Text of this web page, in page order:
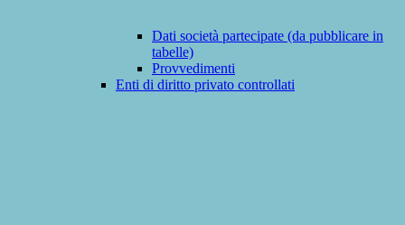
Dati società partecipate (da pubblicare in
tabelle)
Provvedimenti
Enti di diritto privato controllati